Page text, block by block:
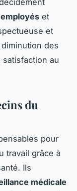
et
et
des
au
du
pour
travail grâce à
Ils
médicale